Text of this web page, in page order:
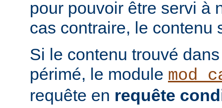
pour pouvoir être servi à
cas contraire, le contenu
Si le contenu trouvé
périmé, le module
requête en requête